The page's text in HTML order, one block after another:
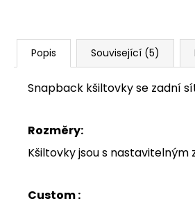
Popis Související (5)
Snapback kšiltovky se zadní
Rozměry:
Kšiltovky jsou s
Custom :